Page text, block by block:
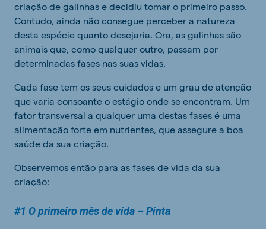
criação de galinhas e decidiu tomar o primeiro passo.
Contudo, ainda não consegue perceber a natureza
desta espécie quanto desejaria. Ora, as galinhas são
animais que, como qualquer outro, passam por
determinadas fases nas suas vidas.
Cada fase tem os seus cuidados e um grau de atenção
que varia consoante o estágio onde se encontram. Um
fator transversal a qualquer uma destas fases é uma
alimentação forte em nutrientes, que assegure a boa
saúde da sua criação.
Observemos então para as fases de vida da sua
criação:
#1 O primeiro mês de vida – Pinta